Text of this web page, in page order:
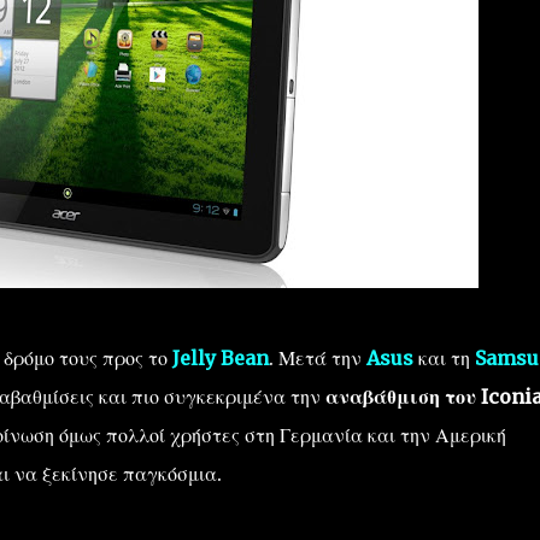
τους προς το Jelly Bean. Μετά τηνAsusκαι τη
και πιο συγκεκριμένα την αναβάθμιση του
όμως πολλοί χρήστες στη Γερμανία και την Αμερική
να ξεκίνησε παγκόσμια.